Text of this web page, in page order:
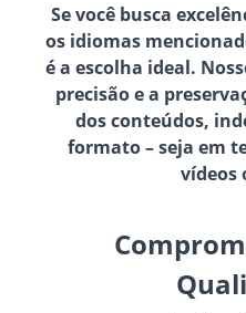
Se você busca
os idiomas
é a escolha ideal.
precisão e a
dos conteúdos,
formato – seja em
vídeos